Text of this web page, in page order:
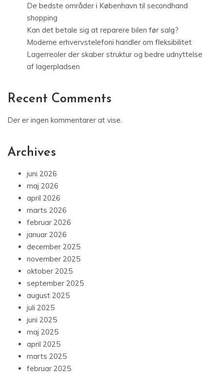
De bedste områder i København til secondhand
shopping
Kan det betale sig at reparere bilen før salg?
Moderne erhvervstelefoni handler om fleksibilitet
Lagerreoler der skaber struktur og bedre udnyttelse
af lagerpladsen
Recent Comments
Der er ingen kommentarer at vise.
Archives
juni 2026
maj 2026
april 2026
marts 2026
februar 2026
januar 2026
december 2025
november 2025
oktober 2025
september 2025
august 2025
juli 2025
juni 2025
maj 2025
april 2025
marts 2025
februar 2025